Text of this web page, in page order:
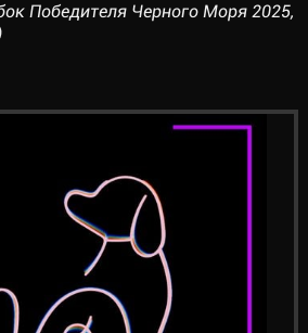
Победителя Черного Моря 2025,